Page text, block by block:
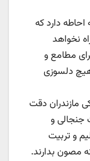
دارد که
نخواهد
مطامع و
دلسوزی
مازندران دقت
جنجالی و‌
و تربیت
مصون بدارند.